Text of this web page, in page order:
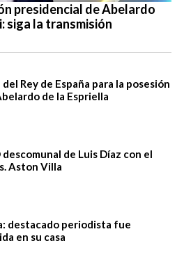
presidencial de Abelardo
siga la transmisión
Rey de España para la posesión
de la Espriella
de Luis Díaz con el
Aston Villa
destacado periodista fue
en su casa